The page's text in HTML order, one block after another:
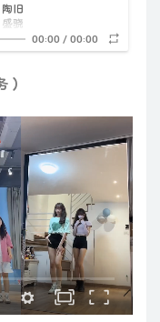
旧
骁
/KENNY妮妮
儿 Snow.J
出星光点点
a y的音乐
是夏天感觉
似海的双眼
不知不觉
你的出现
wo~~~
wo~~~
你遇见浪漫
显得很好看
间过很慢
见了另一半
思念和喜欢
你而梦幻
没在海平线
出星光点点
00:00 / 00:00